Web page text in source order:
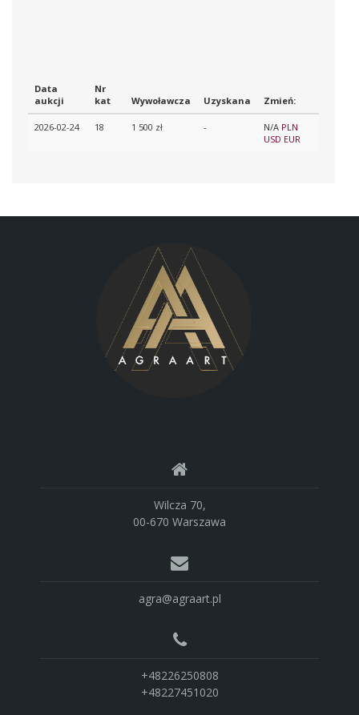
Data
aukcji
Nr
kat
Wywoławcza Uzyskana Zmień:
2026-02-24 18 1 500 zł - N/A PLN
USD EUR
Wilcza 70,
00-670 Warszawa
agra@agraart.pl
+48226250808
+48227451020